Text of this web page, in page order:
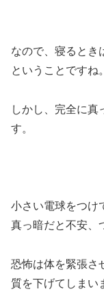
なので、寝るとき
ということですね。
しかし、完全に真
す。
小さい電球をつけ
真っ暗だと不安、
恐怖は体を緊張さ
質を下げてしまい